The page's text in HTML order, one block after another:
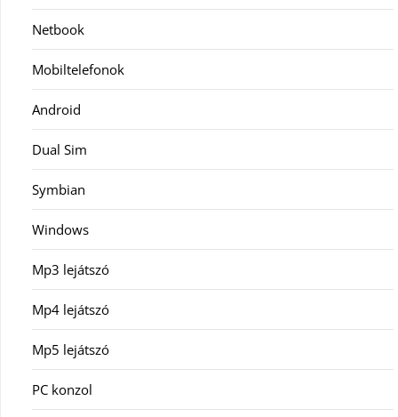
Netbook
Mobiltelefonok
Android
Dual Sim
Symbian
Windows
Mp3 lejátszó
Mp4 lejátszó
Mp5 lejátszó
PC konzol